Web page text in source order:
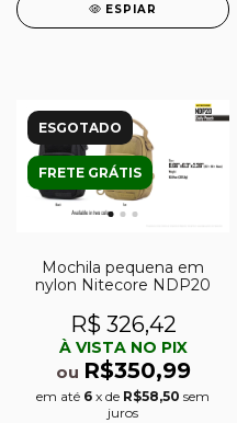
ESPIAR
ESGOTADO
FRETE GRÁTIS
Mochila pequena em
nylon Nitecore NDP20
R$ 326,42
À VISTA NO PIX
ou R$350,99
em até 6 x de R$58,50 sem
juros